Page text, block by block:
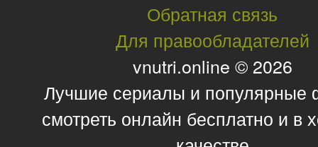
Обратная связь
Для правообладателей
vnutri.online © 2026
Лучшие сериалы и
смотреть онлайн бесплатно и в